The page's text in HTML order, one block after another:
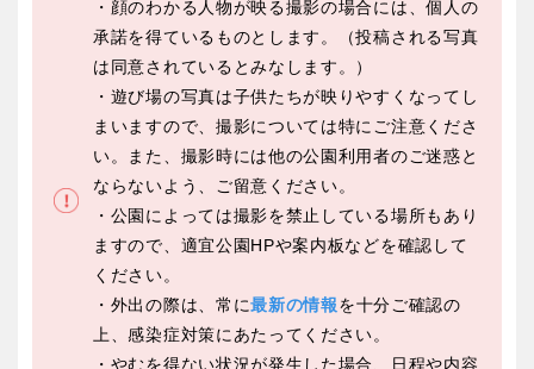
・顔のわかる人物が映る撮影の場合には、個人の
承諾を得ているものとします。（投稿される写真
は同意されているとみなします。）
・遊び場の写真は子供たちが映りやすくなってし
まいますので、撮影については特にご注意くださ
い。また、撮影時には他の公園利用者のご迷惑と
ならないよう、ご留意ください。
・公園によっては撮影を禁止している場所もあり
ますので、適宜公園HPや案内板などを確認して
ください。
・外出の際は、常に最新の情報を十分ご確認の
上、感染症対策にあたってください。
・やむを得ない状況が発生した場合、日程や内容